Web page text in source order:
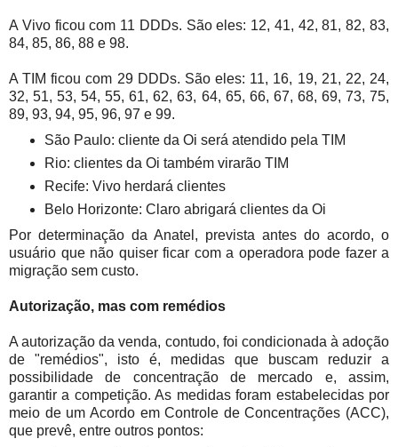
A Vivo ficou com 11 DDDs. São eles: 12, 41, 42, 81, 82, 83,
84, 85, 86, 88 e 98.
A TIM ficou com 29 DDDs. São eles: 11, 16, 19, 21, 22, 24,
32, 51, 53, 54, 55, 61, 62, 63, 64, 65, 66, 67, 68, 69, 73, 75,
89, 93, 94, 95, 96, 97 e 99.
São Paulo: cliente da Oi será atendido pela TIM
Rio: clientes da Oi também virarão TIM
Recife: Vivo herdará clientes
Belo Horizonte: Claro abrigará clientes da Oi
Por determinação da Anatel, prevista antes do acordo, o
usuário que não quiser ficar com a operadora pode fazer a
migração sem custo.
Autorização, mas com remédios
A autorização da venda, contudo, foi condicionada à adoção
de "remédios", isto é, medidas que buscam reduzir a
possibilidade de concentração de mercado e, assim,
garantir a competição. As medidas foram estabelecidas por
meio de um Acordo em Controle de Concentrações (ACC),
que prevê, entre outros pontos: